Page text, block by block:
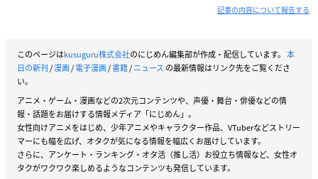
記事の内容について報告する
このページはkusuguru株式会社のにじめん編集部が作成・配信しています。 本
日の新刊/漫画/電子漫画/書籍/ニュース の最新情報はリンク先をご覧くださ
い。
アニメ・ゲーム・漫画などの2次元コンテンツや、声優・舞台・俳優などの情
報・話題をお届けする情報メディア「にじめん」。
女性向けアニメをはじめ、少年アニメやキャラクター作品、VTuberなどストリー
マーにも幅を広げ、オタクが気になる情報を幅広くお届けしています。
さらに、アンケート・ランキング・オタ活（推し活）お役立ち情報など、女性オ
タクがワクワク楽しめるようなコンテンツも発信しています。